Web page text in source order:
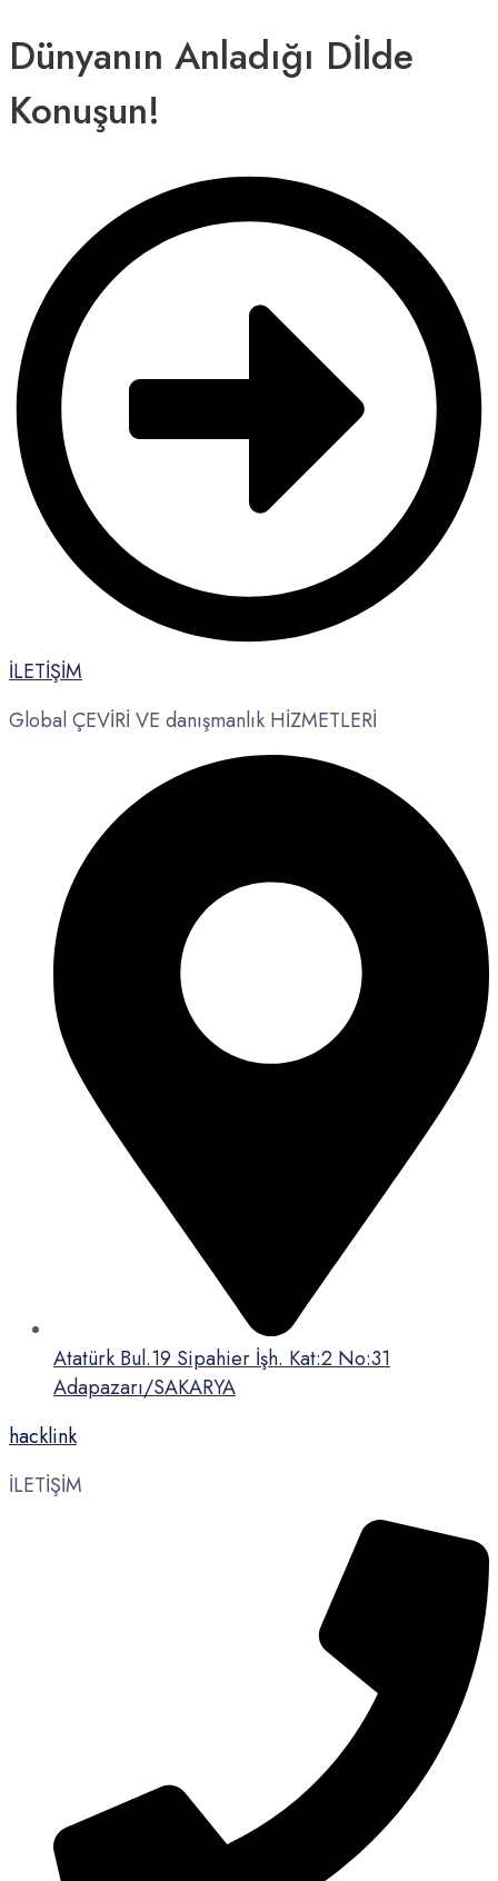
Dünyanın Anladığı Dİlde
Konuşun!
İLETİŞİM
Global ÇEVİRİ VE danışmanlık HİZMETLERİ
Atatürk Bul.19 Sipahier İşh. Kat:2 No:31
Adapazarı/SAKARYA
hacklink
İLETİŞİM